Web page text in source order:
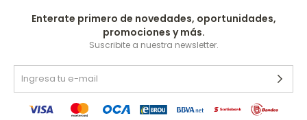
Enterate primero de novedades, oportunidades,
promociones y más.
Suscribite a nuestra newsletter.